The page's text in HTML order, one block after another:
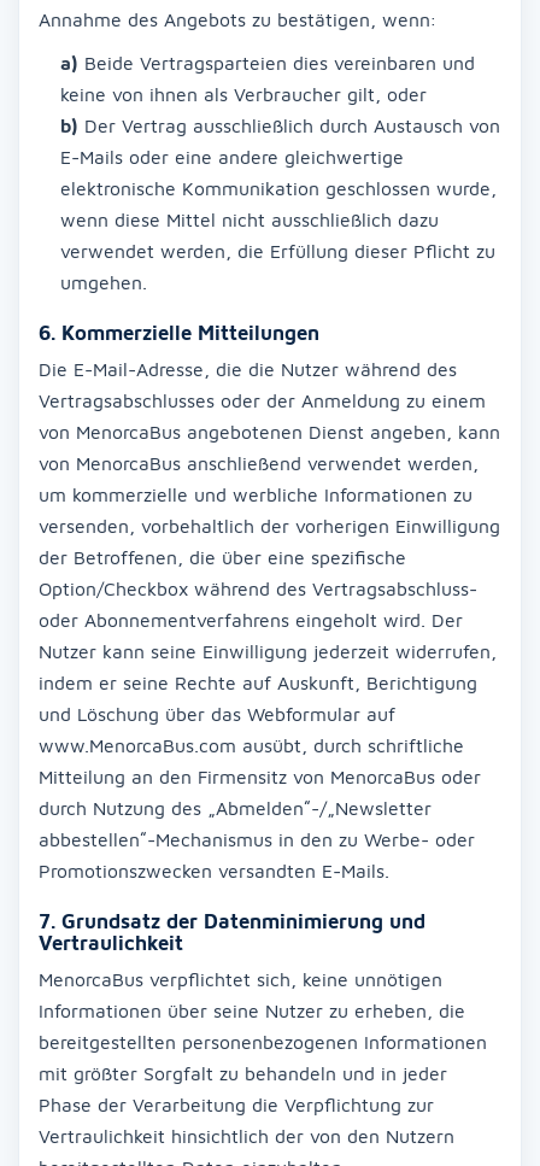
Annahme des Angebots zu bestätigen, wenn:
a) Beide Vertragsparteien dies vereinbaren und
keine von ihnen als Verbraucher gilt, oder
b) Der Vertrag ausschließlich durch Austausch von
E-Mails oder eine andere gleichwertige
elektronische Kommunikation geschlossen wurde,
wenn diese Mittel nicht ausschließlich dazu
verwendet werden, die Erfüllung dieser Pflicht zu
umgehen.
6. Kommerzielle Mitteilungen
Die E-Mail-Adresse, die die Nutzer während des
Vertragsabschlusses oder der Anmeldung zu einem
von MenorcaBus angebotenen Dienst angeben, kann
von MenorcaBus anschließend verwendet werden,
um kommerzielle und werbliche Informationen zu
versenden, vorbehaltlich der vorherigen Einwilligung
der Betroffenen, die über eine spezifische
Option/Checkbox während des Vertragsabschluss-
oder Abonnementverfahrens eingeholt wird. Der
Nutzer kann seine Einwilligung jederzeit widerrufen,
indem er seine Rechte auf Auskunft, Berichtigung
und Löschung über das Webformular auf
www.MenorcaBus.com ausübt, durch schriftliche
Mitteilung an den Firmensitz von MenorcaBus oder
durch Nutzung des „Abmelden“-/„Newsletter
abbestellen“-Mechanismus in den zu Werbe- oder
Promotionszwecken versandten E-Mails.
7. Grundsatz der Datenminimierung und
Vertraulichkeit
MenorcaBus verpflichtet sich, keine unnötigen
Informationen über seine Nutzer zu erheben, die
bereitgestellten personenbezogenen Informationen
mit größter Sorgfalt zu behandeln und in jeder
Phase der Verarbeitung die Verpflichtung zur
Vertraulichkeit hinsichtlich der von den Nutzern